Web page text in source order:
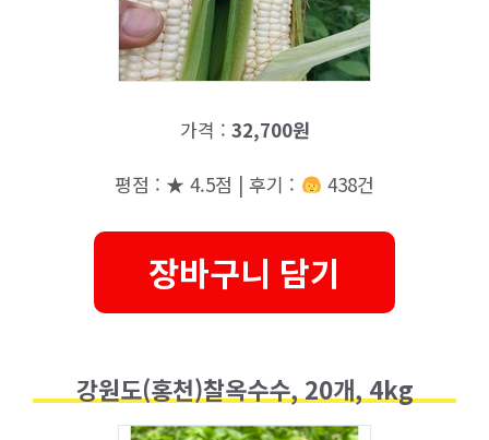
가격 : 32,700원
평점 : ★ 4.5점 | 후기 : 438건
장바구니 담기
강원도(홍천)찰옥수수, 20개, 4kg